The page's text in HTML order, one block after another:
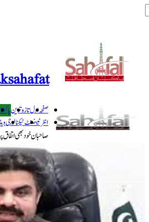
paksahafat پاک صحافت
صفحہ اول مشرق وسطیٰبین الاقوامیبلاگ
انٹرٹینمنٹٹیکنالوجیویڈیوزصفحہ پاکستان/معزز جج
صاحبان خود بھی اتفاق پیدا کرلیں۔ ناصر حسین شاہ